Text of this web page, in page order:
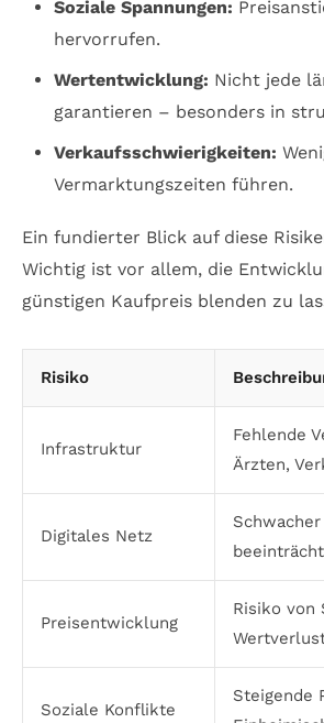
Soziale Spannungen:
hervorrufen.
Wertentwicklung: Nicht jede
garantieren – besonders in
Verkaufsschwierigkeiten:
Vermarktungszeiten führen.
Ein fundierter Blick auf diese
Wichtig ist vor allem, die
günstigen Kaufpreis blenden zu
Risiko
Infrastruktur
Fehlende
Ärzten,
Digitales Netz
Preisentwicklung
Risiko von
Soziale Konflikte
Steigende